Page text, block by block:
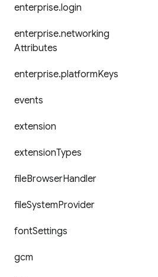
enterprise.login
enterprise.networking
Attributes
enterprise.platformKeys
events
extension
extensionTypes
fileBrowserHandler
fileSystemProvider
fontSettings
gcm